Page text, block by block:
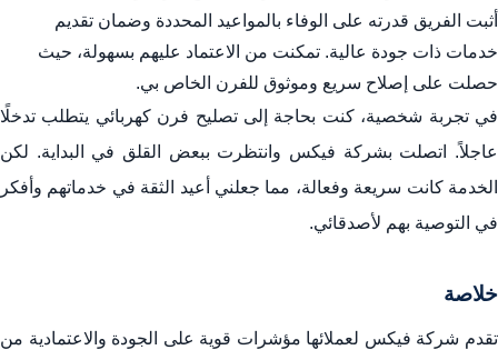
أثبت الفريق قدرته على الوفاء بالمواعيد المحددة وضمان تقديم
خدمات ذات جودة عالية. تمكنت من الاعتماد عليهم بسهولة، حيث
حصلت على إصلاح سريع وموثوق للفرن الخاص بي.
في تجربة شخصية، كنت بحاجة إلى تصليح فرن كهربائي يتطلب تدخلًا
عاجلاً. اتصلت بشركة فيكس وانتظرت ببعض القلق في البداية. لكن
الخدمة كانت سريعة وفعالة، مما جعلني أعيد الثقة في خدماتهم وأفكر
في التوصية بهم لأصدقائي.
خلاصة
تقدم شركة فيكس لعملائها مؤشرات قوية على الجودة والاعتمادية من